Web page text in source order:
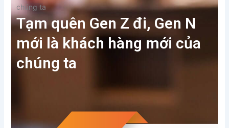
chúng ta
Tạm quên Gen Z đi, Gen N
mới là khách hàng mới của
chúng ta